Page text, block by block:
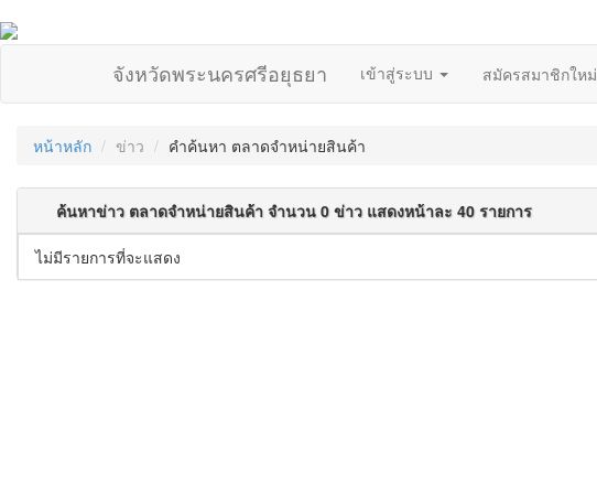
จังหวัดพระนครศรีอยุธยา เข้าสู่ระบบ สมัครสมาชิกใหม่
หน้าหลัก ข่าว คำค้นหา ตลาดจำหน่ายสินค้า
ค้นหาข่าว ตลาดจำหน่ายสินค้า จำนวน 0 ข่าว แสดงหน้าละ 40 รายการ
ไม่มีรายการที่จะแสดง